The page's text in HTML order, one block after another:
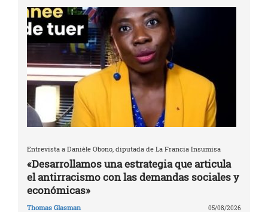
Entrevista a Danièle Obono, diputada de La Francia Insumisa
«Desarrollamos una estrategia que articula
el antirracismo con las demandas sociales y
económicas»
Thomas Glasman 05/08/2026